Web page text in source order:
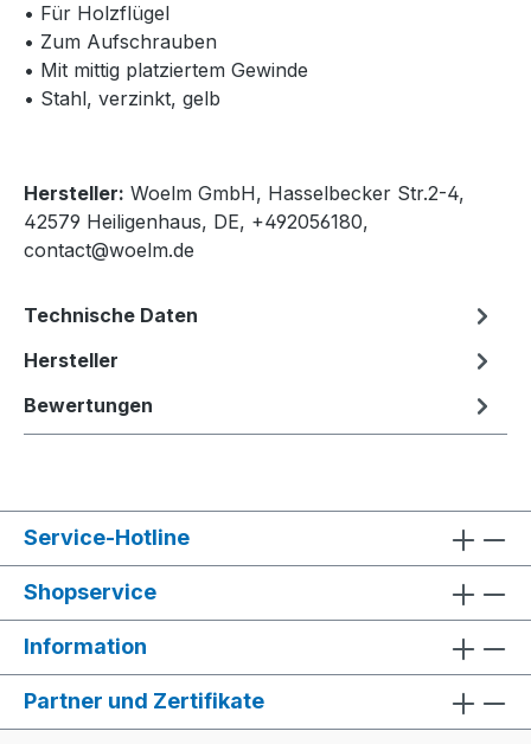
• Für Holzflügel
• Zum Aufschrauben
• Mit mittig platziertem Gewinde
• Stahl, verzinkt, gelb
Hersteller: Woelm GmbH, Hasselbecker Str.2-4,
42579 Heiligenhaus, DE, +492056180,
contact@woelm.de
Technische Daten
Hersteller
Bewertungen
Service-Hotline
Shopservice
Information
Partner und Zertifikate